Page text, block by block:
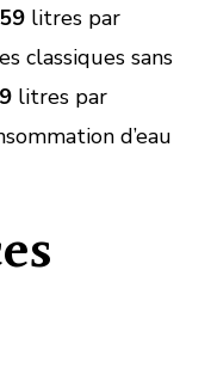
litres par
classiques sans
litres par
d’eau